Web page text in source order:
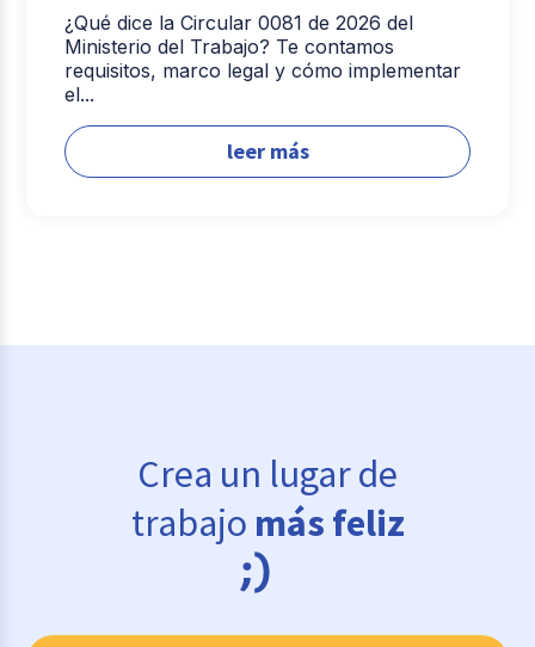
¿Qué dice la Circular 0081 de 2026 del
Ministerio del Trabajo? Te contamos
requisitos, marco legal y cómo implementar
el...
leer más
Crea un lugar de
trabajo más feliz